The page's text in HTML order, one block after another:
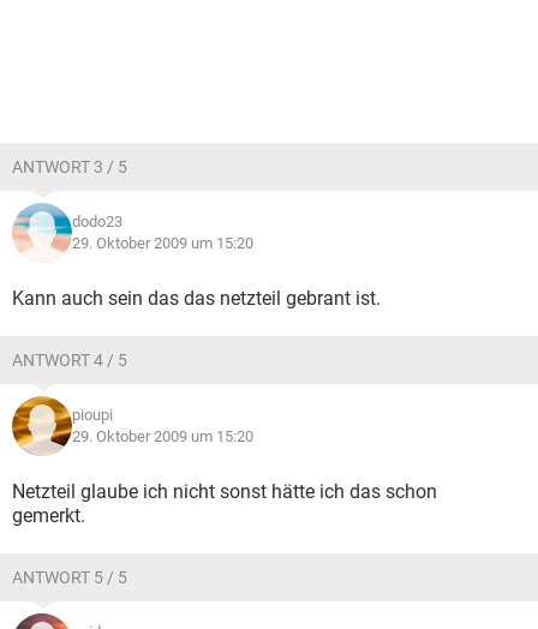
ANTWORT 3 / 5
dodo23
29. Oktober 2009 um 15:20
Kann auch sein das das netzteil gebrant ist.
ANTWORT 4 / 5
pioupi
29. Oktober 2009 um 15:20
Netzteil glaube ich nicht sonst hätte ich das schon
gemerkt.
ANTWORT 5 / 5